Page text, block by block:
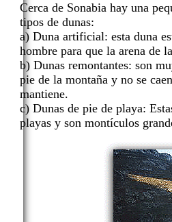
Cerca de Sonabia hay una
tipos de dunas:
a) Duna artificial: esta duna
hombre para que la arena de
b) Dunas remontantes: son
pie de la montaña y no se
mantiene.
c) Dunas de pie de playa:
playas y son montículos